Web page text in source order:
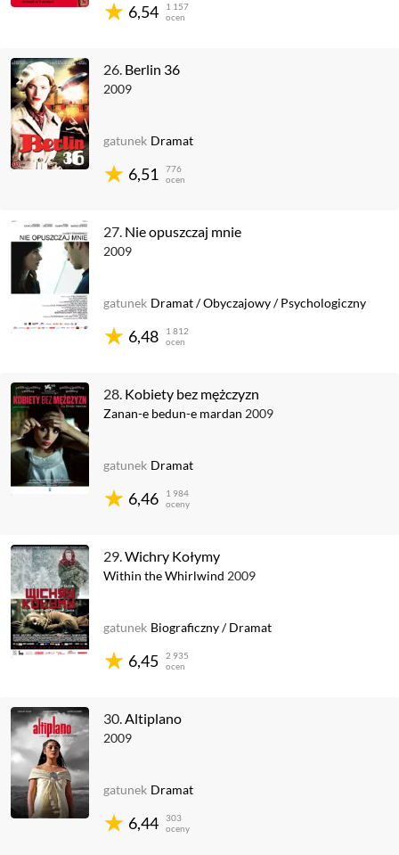
6,54
1 157
ocen
26. Berlin 36
2009
6,51
776
ocen
gatunek Dramat
27. Nie opuszczaj mnie
2009
6,48
1 812
ocen
gatunek Dramat/Obyczajowy/Psychologiczny
28. Kobiety bez mężczyzn
Zanan-e bedun-e mardan 2009
6,46
1 984
oceny
gatunek Dramat
29.Wichry Kołymy
Within the Whirlwind 2009
6,45
2 935
ocen
gatunek Biograficzny/Dramat
30.Altiplano
2009
6,44
303
oceny
gatunek Dramat